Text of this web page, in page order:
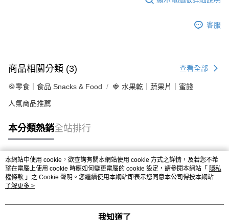
客服
商品相關分類 (3) 查看全部
🍪零食｜食品 Snacks & Food 🍓 水果乾｜蔬果片｜蜜餞
人氣商品推薦
本分類熱銷全站排行
熱門標籤
本網站中使用 cookie，欲查詢有關本網站使用 cookie 方式之詳情，及若您不希
望在電腦上使用 cookie 時應如何變更電腦的 cookie 設定，請參閱本網站「 隱私
權條款 」之 Cookie 聲明。您繼續使用本網站即表示您同意本公司得按本網站使
用條款之 Cookie 聲明使用 cookie。
了解更多 >
我知道了